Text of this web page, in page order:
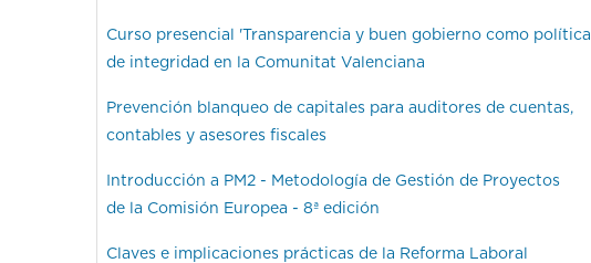
Curso presencial 'Transparencia y buen gobierno como política
de integridad en la Comunitat Valenciana
Prevención blanqueo de capitales para auditores de cuentas,
contables y asesores fiscales
Introducción a PM2 - Metodología de Gestión de Proyectos
de la Comisión Europea - 8ª edición
Claves e implicaciones prácticas de la Reforma Laboral